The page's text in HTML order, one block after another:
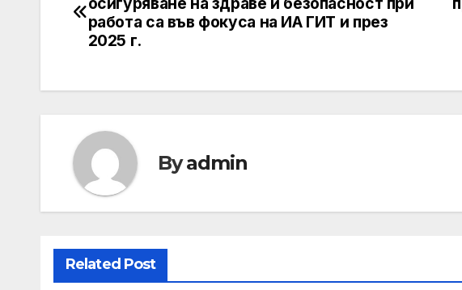
navigation
работа са във фокуса на ИА ГИТ и през
2025 г.
Byadmin
Related Post